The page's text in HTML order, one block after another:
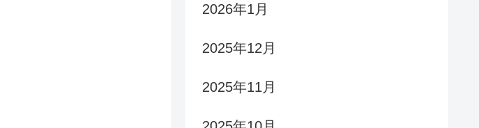
2026年1月
2025年12月
2025年11月